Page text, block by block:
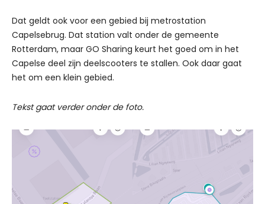
Dat geldt ook voor een gebied bij metrostation
Capelsebrug. Dat station valt onder de gemeente
Rotterdam, maar GO Sharing keurt het goed om in het
Capelse deel zijn deelscooters te stallen. Ook daar gaat
het om een klein gebied.
Tekst gaat verder onder de foto.